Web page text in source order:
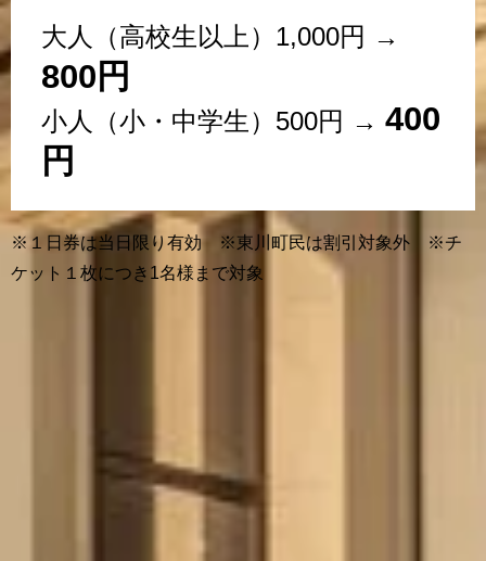
大人（高校生以上）1,000円 →
800円
小人（小・中学生）500円 → 400
円
※１日券は当日限り有効 ※東川町民は割引対象外 ※チ
ケット１枚につき1名様まで対象